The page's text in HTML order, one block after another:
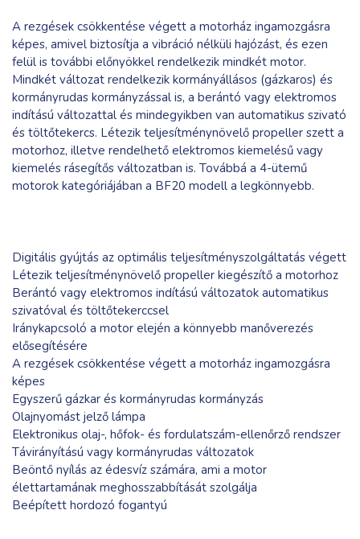
A rezgések csökkentése végett a motorház ingamozgásra
képes, amivel biztosítja a vibráció nélküli hajózást, és ezen
felül is további előnyökkel rendelkezik mindkét motor.
Mindkét változat rendelkezik kormányállásos (gázkaros) és
kormányrudas kormányzással is, a berántó vagy elektromos
indítású változattal és mindegyikben van automatikus szivató
és töltőtekercs. Létezik teljesítménynövelő propeller szett a
motorhoz, illetve rendelhető elektromos kiemelésű vagy
kiemelés rásegítős változatban is. Továbbá a 4-ütemű
motorok kategóriájában a BF20 modell a legkönnyebb.
Digitális gyújtás az optimális teljesítményszolgáltatás végett
Létezik teljesítménynövelő propeller kiegészítő a motorhoz
Berántó vagy elektromos indítású változatok automatikus
szivatóval és töltőtekerccsel
Iránykapcsoló a motor elején a könnyebb manőverezés
elősegítésére
A rezgések csökkentése végett a motorház ingamozgásra
képes
Egyszerű gázkar és kormányrudas kormányzás
Olajnyomást jelző lámpa
Elektronikus olaj-, hőfok- és fordulatszám-ellenőrző rendszer
Távirányítású vagy kormányrudas változatok
Beöntő nyílás az édesvíz számára, ami a motor
élettartamának meghosszabbítását szolgálja
Beépített hordozó fogantyú